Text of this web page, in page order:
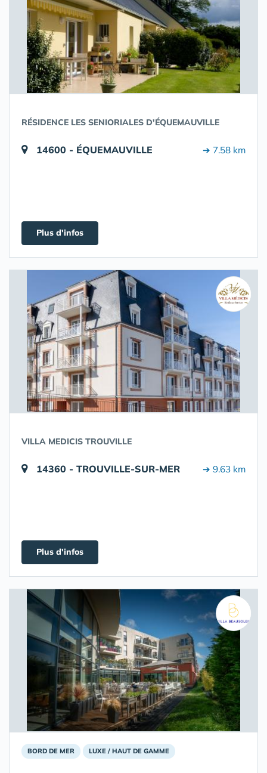
RÉSIDENCE LES SENIORIALES D'ÉQUEMAUVILLE
14600 - ÉQUEMAUVILLE ➔ 7.58 km
Plus d'infos
VILLA MEDICIS TROUVILLE
14360 - TROUVILLE-SUR-MER ➔ 9.63 km
Plus d'infos
BORD DE MER LUXE / HAUT DE GAMME